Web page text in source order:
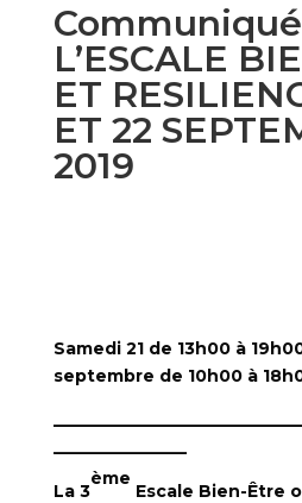
L’ESCALE
ET
ET 22
2019
Samedi 21 de 13h00 à
septembre de 10h00 à
________________
La 3
ème
Escale Bien-Être